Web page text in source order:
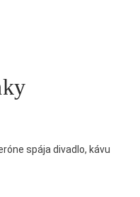
spája divadlo, kávu